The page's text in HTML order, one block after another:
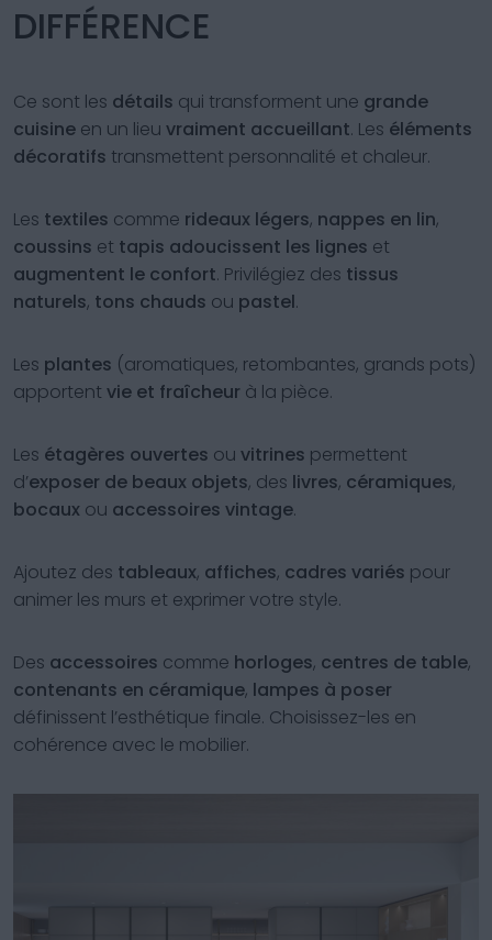
DIFFÉRENCE
Ce sont les détails qui transforment une grande
cuisine en un lieu vraiment accueillant. Les éléments
décoratifs transmettent personnalité et chaleur.
Les textiles comme rideaux légers, nappes en lin,
coussins et tapis adoucissent les lignes et
augmentent le confort. Privilégiez des tissus
naturels, tons chauds ou pastel.
Les plantes (aromatiques, retombantes, grands pots)
apportent vie et fraîcheur à la pièce.
Les étagères ouvertes ou vitrines permettent
d’exposer de beaux objets, des livres, céramiques,
bocaux ou accessoires vintage.
Ajoutez des tableaux, affiches, cadres variés pour
animer les murs et exprimer votre style.
Des accessoires comme horloges, centres de table,
contenants en céramique, lampes à poser
définissent l’esthétique finale. Choisissez-les en
cohérence avec le mobilier.